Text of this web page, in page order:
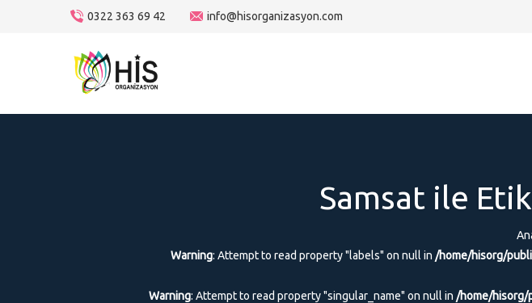
0322 363 69 42 info@hisorganizasyon.com
Samsat ile
Warning: Attempt to read property "labels" on null in /home/hisorg/
Warning: Attempt to read property "singular_name" on null in /home/hisorg/